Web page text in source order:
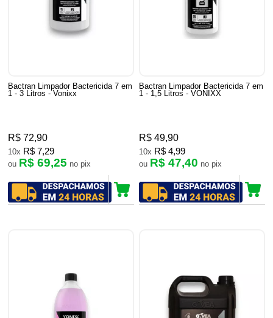
Bactran Limpador Bactericida 7 em
1 - 3 Litros - Vonixx
R$ 72,90
10x R$ 7,29
ou R$ 69,25 no pix
Bactran Limpador Bactericida 7 em
1 - 1,5 Litros - VONIXX
R$ 49,90
10x R$ 4,99
ou R$ 47,40 no pix